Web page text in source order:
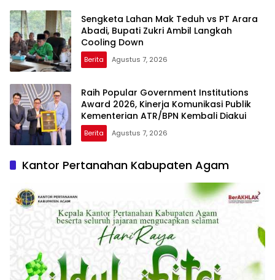
Sengketa Lahan Mak Teduh vs PT Arara
Abadi, Bupati Zukri Ambil Langkah
Cooling Down
Berita Agustus 7, 2026
Raih Popular Government Institutions
Award 2026, Kinerja Komunikasi Publik
Kementerian ATR/BPN Kembali Diakui
Berita Agustus 7, 2026
Kantor Pertanahan Kabupaten Agam